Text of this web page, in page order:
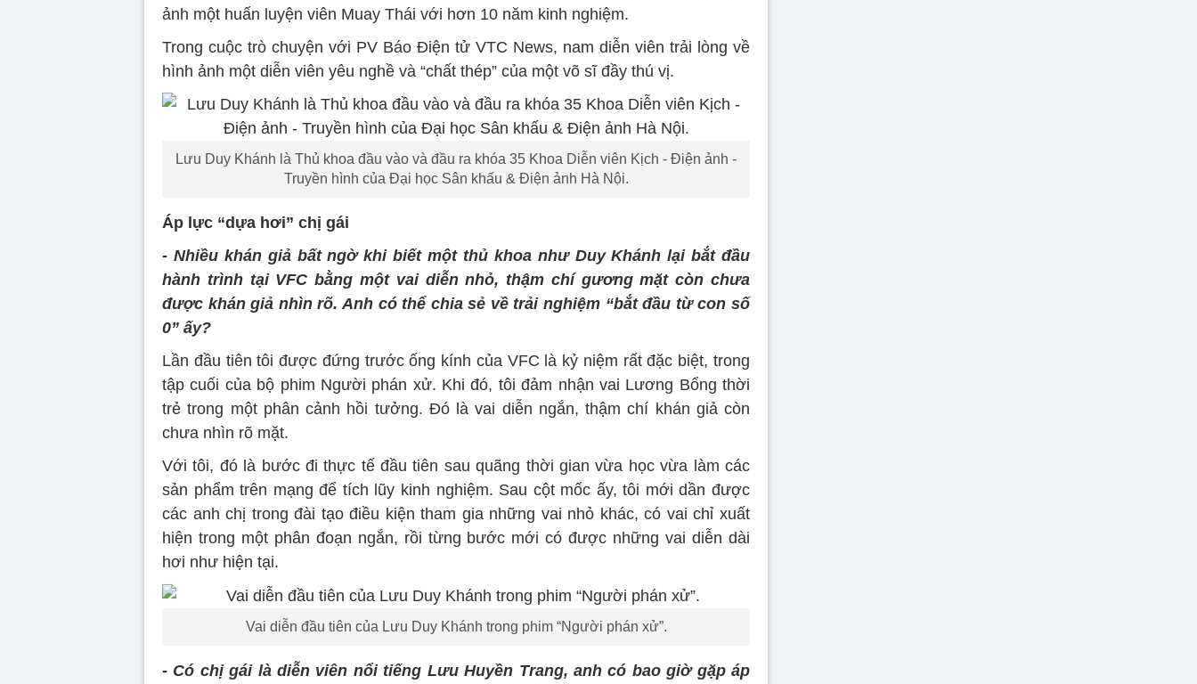
ảnh một huấn luyện viên Muay Thái với hơn 10 năm kinh nghiệm.
Trong cuộc trò chuyện với PV Báo Điện tử VTC News, nam diễn viên trải lòng về
hình ảnh một diễn viên yêu nghề và “chất thép” của một võ sĩ đầy thú vị.
Lưu Duy Khánh là Thủ khoa đầu vào và đầu ra khóa 35 Khoa Diễn viên Kịch - Điện ảnh -
Truyền hình của Đại học Sân khấu & Điện ảnh Hà Nội.
Áp lực “dựa hơi” chị gái
- Nhiều khán giả bất ngờ khi biết một thủ khoa như Duy Khánh lại bắt đầu
hành trình tại VFC bằng một vai diễn nhỏ, thậm chí gương mặt còn chưa
được khán giả nhìn rõ. Anh có thể chia sẻ về trải nghiệm “bắt đầu từ con số
0” ấy?
Lần đầu tiên tôi được đứng trước ống kính của VFC là kỷ niệm rất đặc biệt, trong
tập cuối của bộ phim Người phán xử. Khi đó, tôi đảm nhận vai Lương Bổng thời
trẻ trong một phân cảnh hồi tưởng. Đó là vai diễn ngắn, thậm chí khán giả còn
chưa nhìn rõ mặt.
Với tôi, đó là bước đi thực tế đầu tiên sau quãng thời gian vừa học vừa làm các
sản phẩm trên mạng để tích lũy kinh nghiệm. Sau cột mốc ấy, tôi mới dần được
các anh chị trong đài tạo điều kiện tham gia những vai nhỏ khác, có vai chỉ xuất
hiện trong một phân đoạn ngắn, rồi từng bước mới có được những vai diễn dài
hơi như hiện tại.
Vai diễn đầu tiên của Lưu Duy Khánh trong phim “Người phán xử”.
- Có chị gái là diễn viên nổi tiếng Lưu Huyền Trang, anh có bao giờ gặp áp